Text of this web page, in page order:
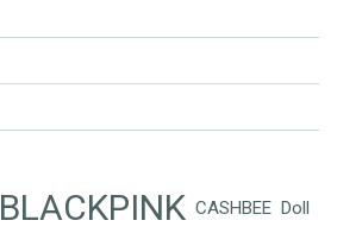
BLACKPINK CASHBEE Doll